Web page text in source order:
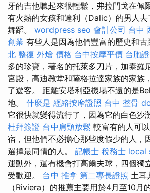
牙的吉他聽起來很輕鬆，弗拉門戈在佩
有火熱的女孩和達利（Dalic）的男人
舞蹈。 wordpress seo 會計公司 台中
創業 有些人是因為他們豐富的歷史和古
北 整復 外燴 價格 台中按摩平價 台胞
多的珍寶，著名的托萊多刀片，加泰羅
宮殿，高迪教堂和薩格拉達家族的家族
了遊客。 距離安塔利亞機場不遠的是
地。 什麼是 經絡按摩證照 台中 整骨
它很快就變得流行了，因為它的白色沙
杜拜簽證 台中肩頸放鬆 較富有的人可
宿，但他們不必擔心那些度假少的人，
選擇最同情的人。 記帳士 稅務士 local
運動外，還有機會打高爾夫球，四個獨
受歡迎。 台中 推拿 第二專長證照 土耳
（Riviera）的推薦主要用於4月至10月